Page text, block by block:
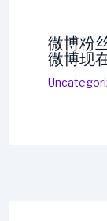
微博粉
微博现